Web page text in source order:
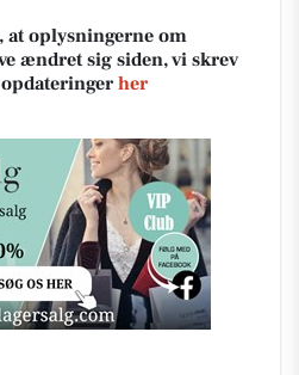
at oplysningerne om
ændret sig siden, vi skrev
her